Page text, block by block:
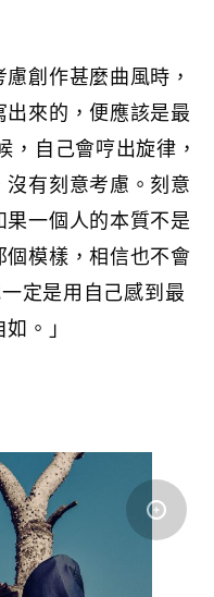
創作甚麼曲風時，
來的，便應該是最
，自己會哼出旋律，
有刻意考慮。刻意
一個人的本質不是
模樣，相信也不會
定是用自己感到最
。」